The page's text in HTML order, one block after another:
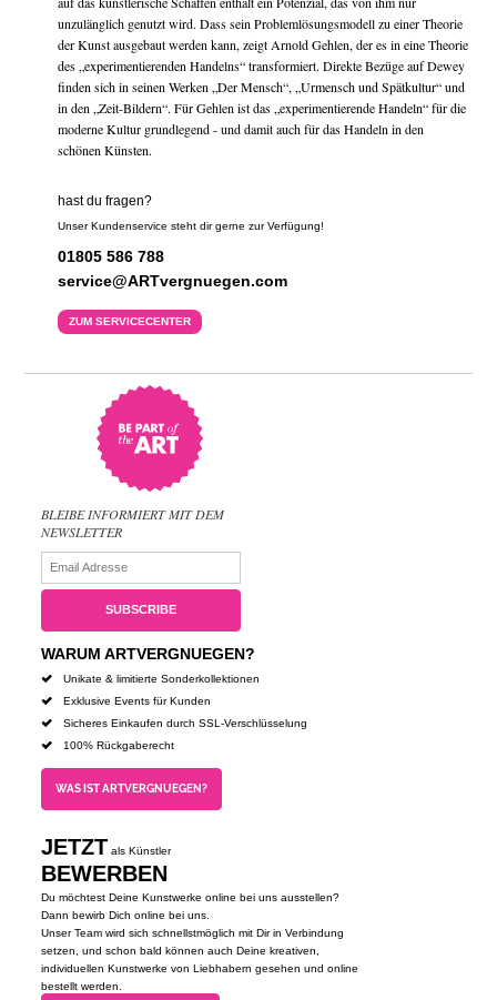
unzulänglich genutzt wird. Dass sein Problemlösungsmodell zu einer Theorie
der Kunst ausgebaut werden kann, zeigt Arnold Gehlen, der es in eine Theorie
des „experimentierenden Handelns“ transformiert. Direkte Bezüge auf Dewey
finden sich in seinen Werken „Der Mensch“, „Urmensch und Spätkultur“ und
in den „Zeit-Bildern“. Für Gehlen ist das „experimentierende Handeln“ für die
moderne Kultur grundlegend - und damit auch für das Handeln in den
schönen Künsten.
hast du fragen?
Unser Kundenservice steht dir gerne zur Verfügung!
01805 586 788
service@ARTvergnuegen.com
ZUM SERVICECENTER
BLEIBE INFORMIERT MIT DEM
NEWSLETTER
WARUM ARTVERGNUEGEN?
Unikate & limitierte Sonderkollektionen
Exklusive Events für Kunden
Sicheres Einkaufen durch SSL-Verschlüsselung
100% Rückgaberecht
WAS IST ARTVERGNUEGEN?
JETZT als Künstler
BEWERBEN
Du möchtest Deine Kunstwerke online bei uns ausstellen?
Dann bewirb Dich online bei uns.
Unser Team wird sich schnellstmöglich mit Dir in Verbindung
setzen, und schon bald können auch Deine kreativen,
individuellen Kunstwerke von Liebhabern gesehen und online
bestellt werden.